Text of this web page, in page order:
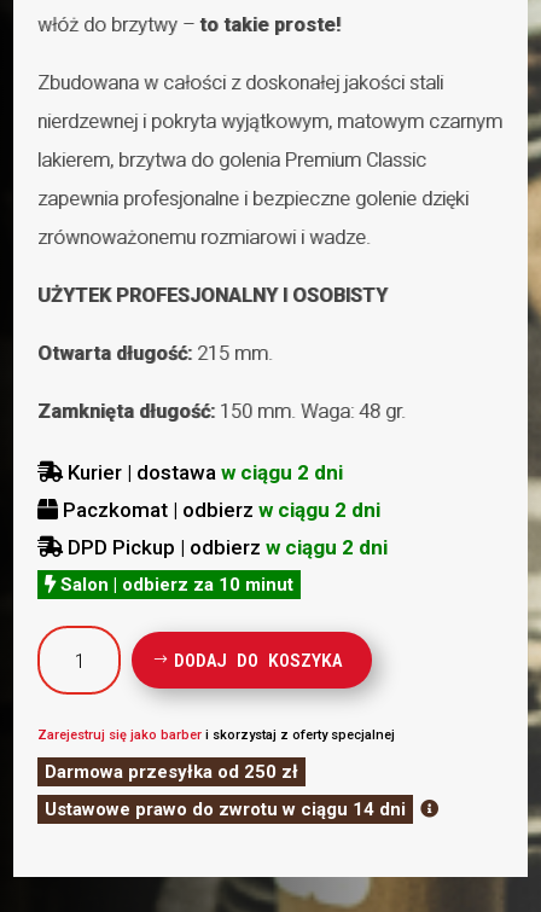
włóż do brzytwy –to takie proste!
Zbudowana w całości z doskonałej jakości stali
nierdzewnej i pokryta wyjątkowym, matowym czarnym
lakierem, brzytwa do golenia Premium Classic
zapewnia profesjonalne i bezpieczne golenie dzięki
zrównoważonemu rozmiarowi i wadze.
UŻYTEK PROFESJONALNY I OSOBISTY
Otwarta długość: 215 mm.
Zamknięta długość: 150 mm. Waga: 48 gr.
 Kurier | dostawaw ciągu 2 dni
 Paczkomat | odbierzw ciągu 2 dni
 DPD Pickup | odbierzw ciągu 2 dni
Salon | odbierz za 10 minut
ilość
Hey
Brzytwa
Czarna
DODAJ DO KOSZYKA
Zarejestruj się jako barber i skorzystaj z oferty specjalnej
Darmowa przesyłka od 250 zł
Ustawowe prawo do zwrotu w ciągu 14 dni
